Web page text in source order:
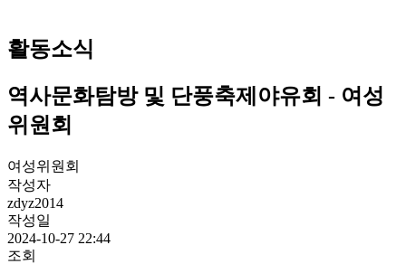
활동소식
역사문화탐방 및 단풍축제야유회 - 여성
위원회
여성위원회
작성자
zdyz2014
작성일
2024-10-27 22:44
조회